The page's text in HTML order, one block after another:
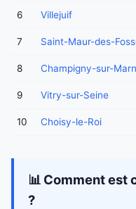
6 Villejuif
7 Saint-Maur-des-
8 Champigny-sur-
9 Vitry-sur-Seine
10 Choisy-le-Roi
📊 Comment est
?